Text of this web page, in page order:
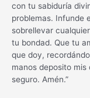
con tu sabiduría
problemas. Infunde
sobrellevar
tu bondad. Que tu
que doy,
manos deposito
seguro. Amén.”